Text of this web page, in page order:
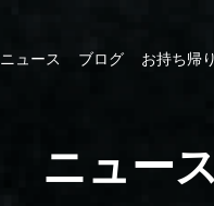
ニュース ブログ お持ち帰り
ニュース